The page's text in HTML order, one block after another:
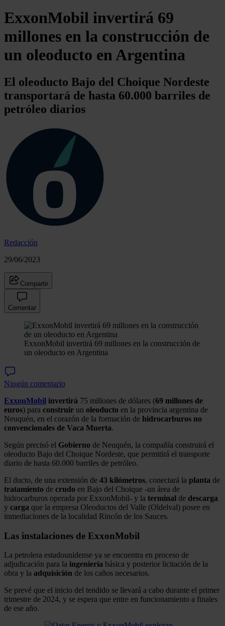
ExxonMobil invertirá 69
millones en la construcción de
un oleoducto en Argentina
El oleoducto Bajo del Choique Nordeste
transportará de hasta 60.000 barriles de
petróleo diarios
Redacción
29/06/2023
Compartir
Comentar
ExxonMobil invertirá 69 millones en la construcción de
un oleoducto en Argentina
Ningún comentario
ExxonMobil invertirá 75 millones de dólares (69 millones de
euros) para construir un oleoducto en la provincia argentina de
Neuquén, en el corazón de la formación de hidrocarburos no
convencionales de Vaca Muerta.
Según precisó el Gobierno de Neuquén, la compañía construirá el
oleoducto Bajo del Choique Nordeste, que permitirá el transporte
diario de hasta 60.000 barriles de petróleo.
El ducto, de una extensión de 43 kilómetros, conectará la planta de
tratamiento de crudo en Bajo del Choique -un área de
hidrocarburos operada por ExxonMobil- y la terminal de descarga
y carga que la empresa Oleoductos del Valle (Oldelval) posee en
inmediaciones de la localidad Rincón de los Sauces.
Las instalaciones de ExxonMobil
La petrolera estadounidense ya se encuentra en proceso de
adjudicación para la ingeniería básica y posterior licitación de la
obra y la adquisición de los caños necesarios.
Se prevé que el inicio del tendido se llevará a cabo durante el primer
trimestre de 2024, y se espera que entre en funcionamiento a finales
de ese año.